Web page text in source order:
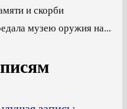
и скорби
музею оружия на...